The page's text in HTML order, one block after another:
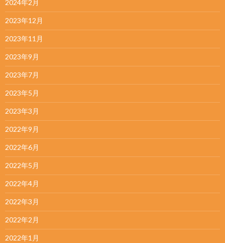
2024年2月
2023年12月
2023年11月
2023年9月
2023年7月
2023年5月
2023年3月
2022年9月
2022年6月
2022年5月
2022年4月
2022年3月
2022年2月
2022年1月